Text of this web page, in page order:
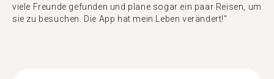
viele Freunde gefunden und plane sogar ein paar Reisen, um
sie zu besuchen. Die App hat mein Leben verändert!"